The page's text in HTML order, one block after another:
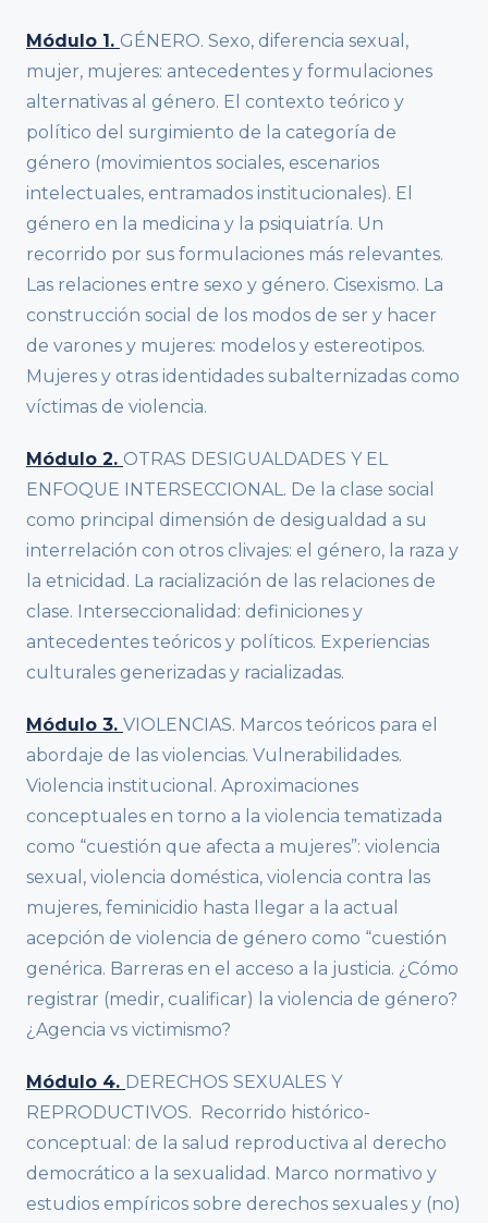
Módulo 1. GÉNERO. Sexo, diferencia sexual,
mujer, mujeres: antecedentes y formulaciones
alternativas al género. El contexto teórico y
político del surgimiento de la categoría de
género (movimientos sociales, escenarios
intelectuales, entramados institucionales). El
género en la medicina y la psiquiatría. Un
recorrido por sus formulaciones más relevantes.
Las relaciones entre sexo y género. Cisexismo. La
construcción social de los modos de ser y hacer
de varones y mujeres: modelos y estereotipos.
Mujeres y otras identidades subalternizadas como
víctimas de violencia.
Módulo 2. OTRAS DESIGUALDADES Y EL
ENFOQUE INTERSECCIONAL. De la clase social
como principal dimensión de desigualdad a su
interrelación con otros clivajes: el género, la raza y
la etnicidad. La racialización de las relaciones de
clase. Interseccionalidad: definiciones y
antecedentes teóricos y políticos. Experiencias
culturales generizadas y racializadas.
Módulo 3. VIOLENCIAS. Marcos teóricos para el
abordaje de las violencias. Vulnerabilidades.
Violencia institucional. Aproximaciones
conceptuales en torno a la violencia tematizada
como “cuestión que afecta a mujeres”: violencia
sexual, violencia doméstica, violencia contra las
mujeres, feminicidio hasta llegar a la actual
acepción de violencia de género como “cuestión
genérica. Barreras en el acceso a la justicia. ¿Cómo
registrar (medir, cualificar) la violencia de género?
¿Agencia vs victimismo?
Módulo 4. DERECHOS SEXUALES Y
REPRODUCTIVOS. Recorrido histórico-
conceptual: de la salud reproductiva al derecho
democrático a la sexualidad. Marco normativo y
estudios empíricos sobre derechos sexuales y (no)